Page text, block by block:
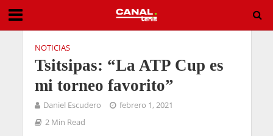
NOTICIAS
Tsitsipas: “La ATP Cup es
mi torneo favorito”
Daniel Escudero
febrero 1, 2021
2 Min Read